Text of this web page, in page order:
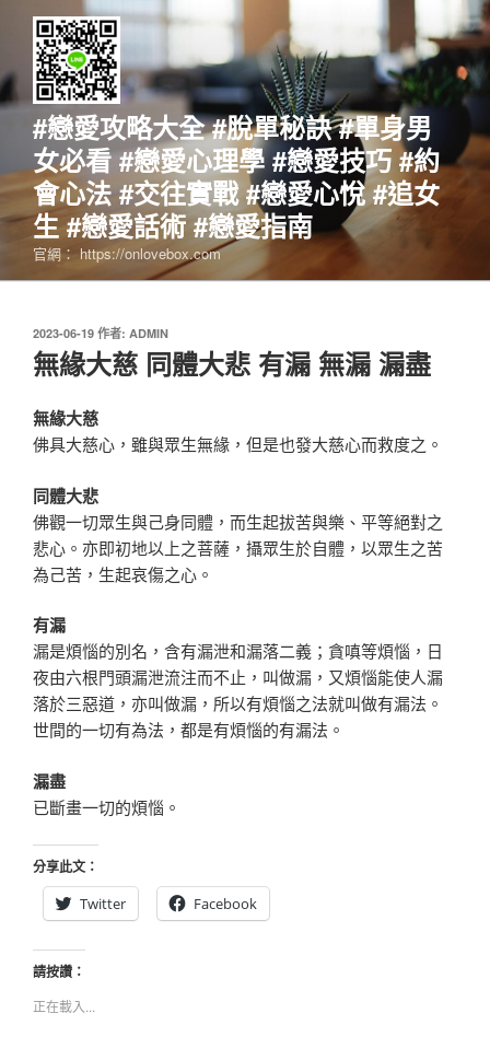
要
#戀愛攻略大全 #脫單秘訣 #單身男
女必看 #戀愛心理學 #戀愛技巧 #約
會心法 #交往實戰 #戀愛心悅 #追女
生 #戀愛話術 #戀愛指南
官網： https://onlovebox.com
發
佈
於
2023-06-19 作者: ADMIN
無緣大慈 同體大悲 有漏 無漏 漏盡
無緣大慈
佛具大慈心，雖與眾生無緣，但是也發大慈心而救度之。
同體大悲
佛觀一切眾生與己身同體，而生起拔苦與樂、平等絕對之
悲心。亦即初地以上之菩薩，攝眾生於自體，以眾生之苦
為己苦，生起哀傷之心。
有漏
漏是煩惱的別名，含有漏泄和漏落二義；貪嗔等煩惱，日
夜由六根門頭漏泄流注而不止，叫做漏，又煩惱能使人漏
落於三惡道，亦叫做漏，所以有煩惱之法就叫做有漏法。
世間的一切有為法，都是有煩惱的有漏法。
漏盡
已斷畫一切的煩惱。
分享此文：
Twitter
Facebook
請按讚：
正在載入...